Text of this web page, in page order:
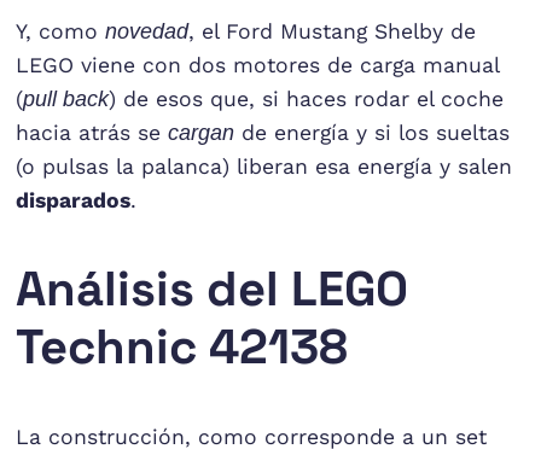
Y, comonovedad, el Ford Mustang Shelby de
LEGO viene con dos motores de carga manual
(pull back) de esos que, si haces rodar el coche
hacia atrás secargan de energía y si los sueltas
(o pulsas la palanca) liberan esa energía y salen
disparados.
Análisis del LEGO
Technic 42138
La construcción, como corresponde a un set